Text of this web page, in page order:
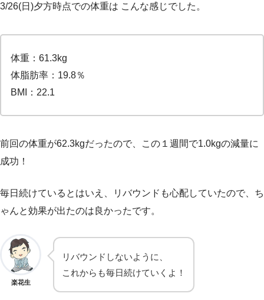
3/26(日)夕方時点での体重は こんな感じでした。
体重：61.3kg
体脂肪率：19.8％
BMI：22.1
前回の体重が62.3kgだったので、この１週間で1.0kgの減量に
成功！
毎日続けているとはいえ、リバウンドも心配していたので、ち
ゃんと効果が出たのは良かったです。
楽花生
リバウンドしないように、
これからも毎日続けていくよ！